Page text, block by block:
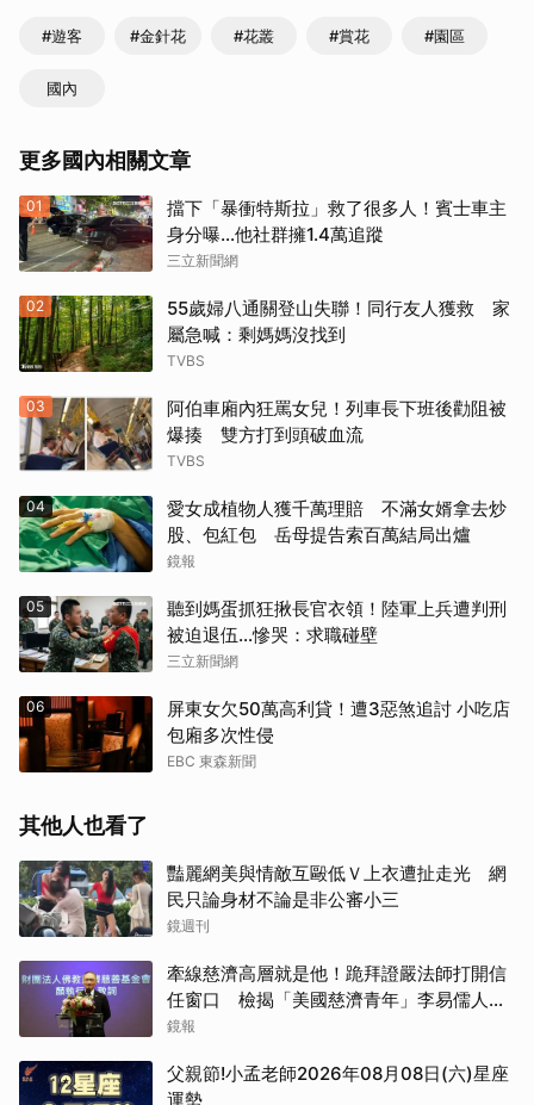
#遊客 #金針花 #花叢 #賞花 #園區
國內
更多國內相關文章
01
擋下「暴衝特斯拉」救了很多人！賓士車主
身分曝…他社群擁1.4萬追蹤
三立新聞網
02
55歲婦八通關登山失聯！同行友人獲救 家
屬急喊：剩媽媽沒找到
TVBS
03
阿伯車廂內狂罵女兒！列車長下班後勸阻被
爆揍 雙方打到頭破血流
TVBS
04
愛女成植物人獲千萬理賠 不滿女婿拿去炒
股、包紅包 岳母提告索百萬結局出爐
鏡報
05
聽到媽蛋抓狂揪長官衣領！陸軍上兵遭判刑
被迫退伍…慘哭：求職碰壁
三立新聞網
06
屏東女欠50萬高利貸！遭3惡煞追討 小吃店
包廂多次性侵
EBC 東森新聞
其他人也看了
豔麗網美與情敵互毆低Ｖ上衣遭扯走光 網
民只論身材不論是非公審小三
鏡週刊
牽線慈濟高層就是他！跪拜證嚴法師打開信
任窗口 檢揭「美國慈濟青年」李易儒人脈
網絡
鏡報
父親節!小孟老師2026年08月08日(六)星座
運勢